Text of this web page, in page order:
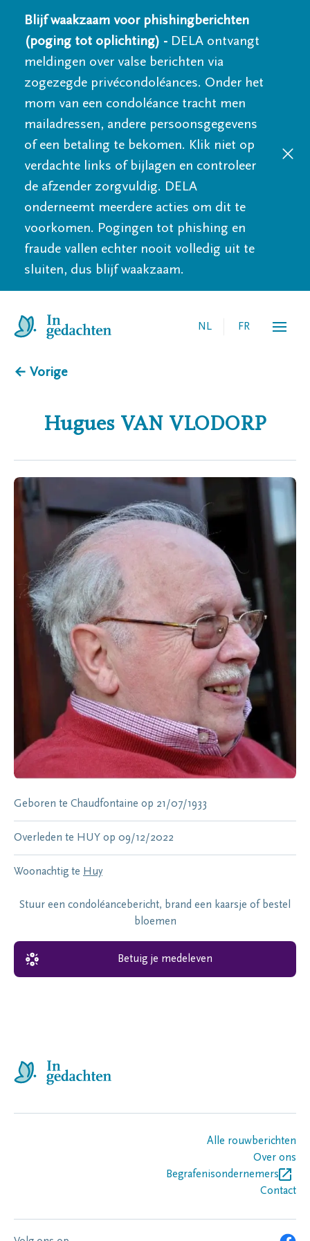
Blijf waakzaam voor phishingberichten
(poging tot oplichting) - DELA ontvangt
meldingen over valse berichten via
zogezegde privécondoléances. Onder het
mom van een condoléance tracht men
mailadressen, andere persoonsgegevens
of een betaling te bekomen. Klik niet op
verdachte links of bijlagen en controleer
de afzender zorgvuldig. DELA
onderneemt meerdere acties om dit te
voorkomen. Pogingen tot phishing en
fraude vallen echter nooit volledig uit te
sluiten, dus blijf waakzaam.
NL FR
← Vorige
Hugues VAN VLODORP
Geboren te Chaudfontaine op 21/07/1933
Overleden te HUY op 09/12/2022
Woonachtig te Huy
Stuur een condoléancebericht, brand een kaarsje of bestel
bloemen
Betuig je medeleven
Alle rouwberichten
Over ons
Begrafenisondernemers
Contact